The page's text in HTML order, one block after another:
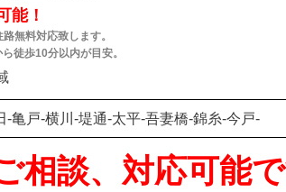
能！
無料対応致します。
徒歩10分以内が目安。
亀戸-横川-堤通-太平-吾妻橋-錦糸-今戸-
相談、対応可能